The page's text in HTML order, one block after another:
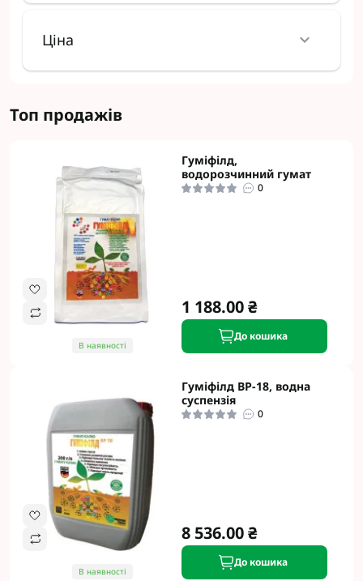
Ціна
Топ продажів
В наявності
Гуміфілд,
водорозчинний гумат
0
1 188.00 ₴
До кошика
В наявності
Гуміфілд ВР-18, водна
суспензія
0
8 536.00 ₴
До кошика